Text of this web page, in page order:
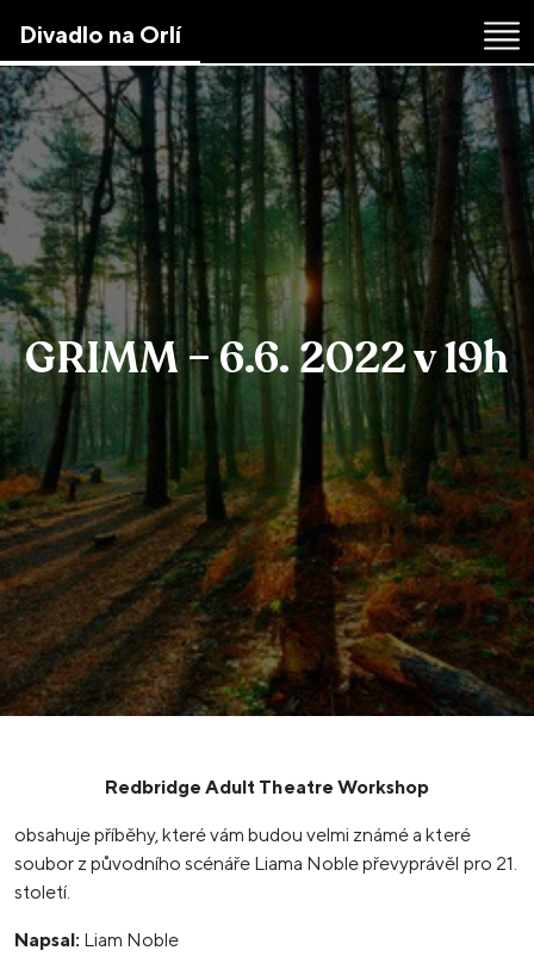
the
content
↷
Divadlo na Orlí
GRIMM – 6.6. 2022 v 19h
Redbridge Adult Theatre Workshop
obsahuje příběhy, které vám budou velmi známé a které
soubor z původního scénáře Liama Noble převyprávěl pro 21.
století.
Napsal: Liam Noble